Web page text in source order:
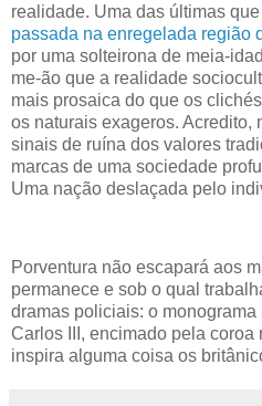
realidade. Uma das últimas
passada na enregelada região
por uma solteirona de meia-
me-ão que a realidade
mais prosaica do que os
os naturais exageros. Acredito,
sinais de ruína dos valores
marcas de uma sociedade
Uma nação deslaçada pelo
Porventura não escapará aos
permanece e sob o qual
dramas policiais: o
Carlos III, encimado pela coroa
inspira alguma coisa os